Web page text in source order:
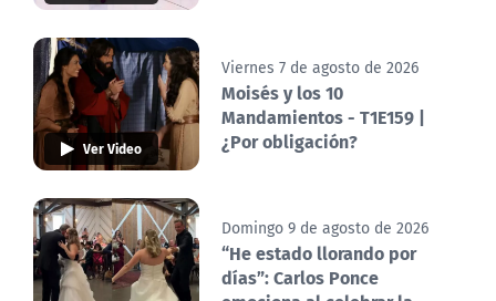
Ver Video
Viernes 7 de agosto de 2026
Moisés y los 10
Mandamientos - T1E159 |
¿Por obligación?
Domingo 9 de agosto de 2026
“He estado llorando por
días”: Carlos Ponce